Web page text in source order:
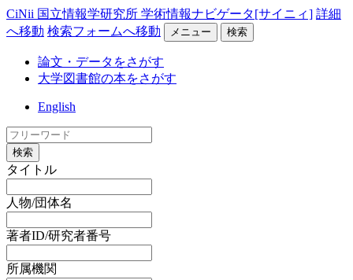
CiNii 国立情報学研究所 学術情報ナビゲータ[サイニィ] 詳細
へ移動 検索フォームへ移動 メニュー 検索
論文・データをさがす
大学図書館の本をさがす
English
検索
タイトル
人物/団体名
著者ID/研究者番号
所属機関